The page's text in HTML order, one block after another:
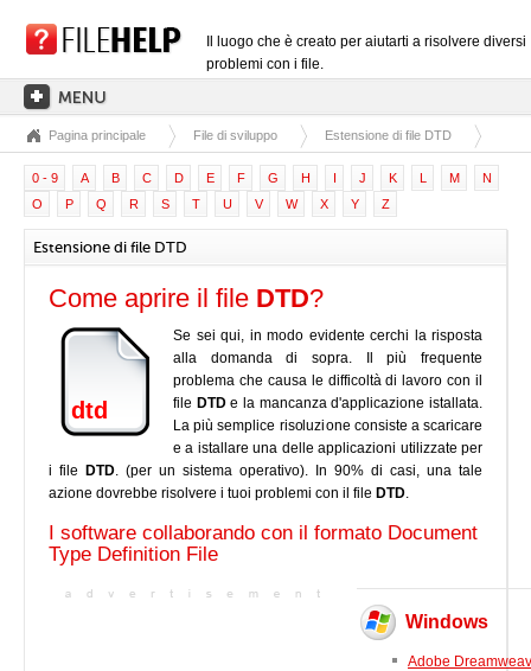
Il luogo che è creato per aiutarti a risolvere diversi
problemi con i file.
PAGINA PRINCIPALE
CATEGORIE DELLE ESTENSIONI
CATEGORIE DEI DRIVER
FILE DLL
CONVERSIONI DI FILE
SOFTWARE
Pagina principale File di sviluppo Estensione di file DTD
0 - 9 A B C D E F G H I J K L M
N
O
P Q R S T U V W X Y Z
Estensione di file DTD
Come aprire il file DTD?
dtd
Se sei qui, in modo evidente cerchi la risposta
alla domanda di sopra. Il più frequente
problema che causa le difficoltà di lavoro con il
file DTDe la mancanza d'applicazione istallata.
La più semplice risoluzione consiste a scaricare
e a istallare una delle applicazioni utilizzate per
i file
DTD. (per un sistema operativo). In 90% di casi, una tale
azione dovrebbe risolvere i tuoi problemi con il file DTD.
I software collaborando con il formato Document
Type Definition File
Windows
Adobe